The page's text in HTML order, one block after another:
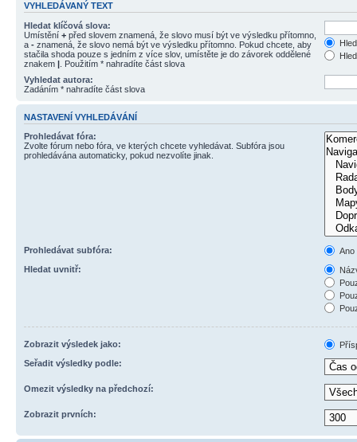
VYHLEDÁVANÝ TEXT
Hledat klíčová slova:
Umístění + před slovem znamená, že slovo musí být ve výsledku přítomno,
a - znamená, že slovo nemá být ve výsledku přítomno. Pokud chcete, aby
stačila shoda pouze s jedním z více slov, umístěte je do závorek oddělené
znakem | . Použitím * nahradíte část slova
Vyhledat autora:
Zadáním * nahradíte část slova
NASTAVENÍ VYHLEDÁVÁNÍ
Prohledávat fóra:
Zvolte fórum nebo fóra, ve kterých chcete vyhledávat. Subfóra jsou
prohledávána automaticky, pokud nezvolíte jinak.
Prohledávat subfóra:
Ano
Hledat uvnitř:
Zobrazit výsledek jako:
Seřadit výsledky podle:
Omezit výsledky na předchozí:
Zobrazit prvních: